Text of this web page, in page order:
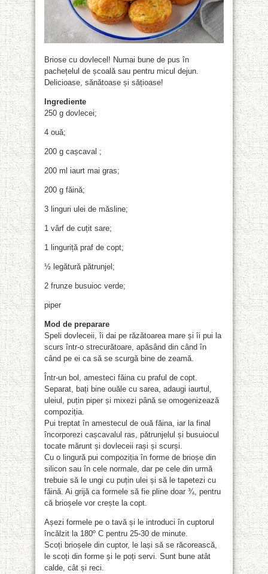
Briose cu dovlecel! Numai bune de pus în
pachețelul de școală sau pentru micul dejun.
Delicioase, sănătoase și sățioase!
Ingrediente
250 g dovlecei;
4 ouă;
200 g cașcaval ;
200 ml iaurt mai gras;
200 g făină;
3 linguri ulei de măsline;
1 vârf de cuțit sare;
1 linguriță praf de copt;
½ legătură pătrunjel;
2 frunze busuioc verde;
piper
Mod de preparare
Speli dovleceii, îi dai pe răzătoarea mare și îi pui la
scurs într-o strecurătoare, apăsând din când în
când pe ei ca să se scurgă bine de zeamă.
Într-un bol, amesteci făina cu praful de copt.
Separat, bați bine ouăle cu sarea, adaugi iaurtul,
uleiul, puțin piper și mixezi până se omogenizează
compoziția.
Pui treptat în amestecul de ouă făina, iar la final
încorporezi cașcavalul ras, pătrunjelul și busuiocul
tocate mărunt și dovleceii rași și scurși.
Cu o lingură pui compoziția în forme de brioșe din
silicon sau în cele normale, dar pe cele din urmă
trebuie să le ungi cu puțin ulei și să le tapetezi cu
făină. Ai grijă ca formele să fie pline doar ¾, pentru
că brioșele vor crește la copt.
Așezi formele pe o tavă și le introduci în cuptorul
încălzit la 180º C pentru 25-30 de minute.
Scoți brioșele din cuptor, le lași să se răcorească,
le scoți din forme și le poți servi. Sunt bune atât
calde, cât și reci.